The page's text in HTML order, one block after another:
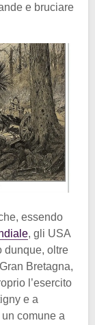
e bruciare
essendo
, gli USA
dunque, oltre
Bretagna,
l’esercito
e a
un comune a